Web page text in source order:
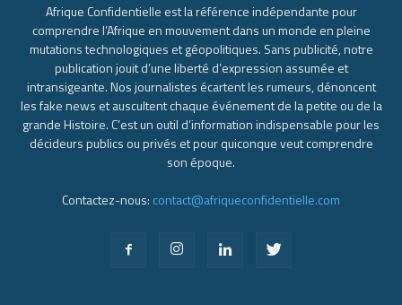
Afrique Confidentielle est la référence indépendante pour
comprendre l’Afrique en mouvement dans un monde en pleine
mutations technologiques et géopolitiques. Sans publicité, notre
publication jouit d’une liberté d’expression assumée et
intransigeante. Nos journalistes écartent les rumeurs, dénoncent
les fake news et auscultent chaque événement de la petite ou de la
grande Histoire. C’est un outil d’information indispensable pour les
décideurs publics ou privés et pour quiconque veut comprendre
son époque.
Contactez-nous: contact@afriqueconfidentielle.com